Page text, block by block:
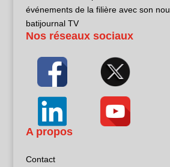
événements de la filière avec son
batijournal TV
Nos réseaux sociaux
A propos
Contact